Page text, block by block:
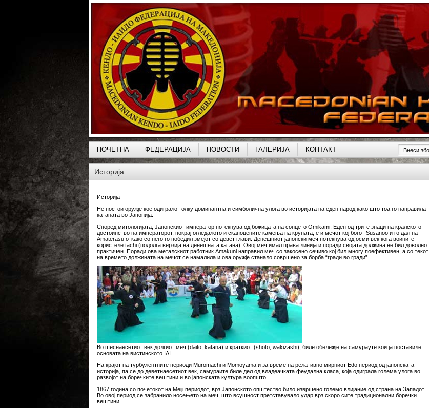
ПОЧЕТНА ФЕДЕРАЦИЈА НОВОСТИ ГАЛЕРИЈА КОНТАКТ
Историја
Историја
Не постои оружје кое одиграло толку доминантна и симболична улога во историјата на еден народ како што тоа го направила
катаната во Јапонија.
Според митологијата, Јапонскиот император потекнува од божицата на сонцето Omikami. Еден од трите знаци на кралското
достоинство на императорот, покрај огледалото и скапоцените камења на круната, е и мечот кој богот Susanoo и го дал на
Amaterasu откако со него го победил змејот со девет глави. Денешниот јапонски меч потекнува од осми век кога воините
користеле tachi (подолга верзија на денешната катана). Овој меч имал права линија и поради својата должина не бил доволно
практичен. Поради ова металскиот работник Amakuni направил меч со закосено сечиво кој бил многу поефективен, а со текот
на времето должината на мечот се намалила и ова оружје станало совршено за борба “гради во гради”
Во шеснаесетиот век долгиот меч (daito, katana) и краткиот (shoto, wakizashi), биле обележје на самурауте кои ја поставиле
основата на вистинското IAI.
На крајот на турбулентните периоди Muromachi и Momoyama и за време на релативно мирниот Edo период од јапонската
историја, па се до деветнаесетиот век, самураите биле дел од владеачката феудална класа, која одиграла голема улога во
развојот на боречките вештини и во јапонската култура воопшто.
1867 година со почетокот на Meiji периодот, врз Јапонското општество било извршено големо влијание од страна на Западот.
Во овој период се забранило носењето на меч, што всушност претставувало удар врз скоро сите традиционални боречки
вештини.